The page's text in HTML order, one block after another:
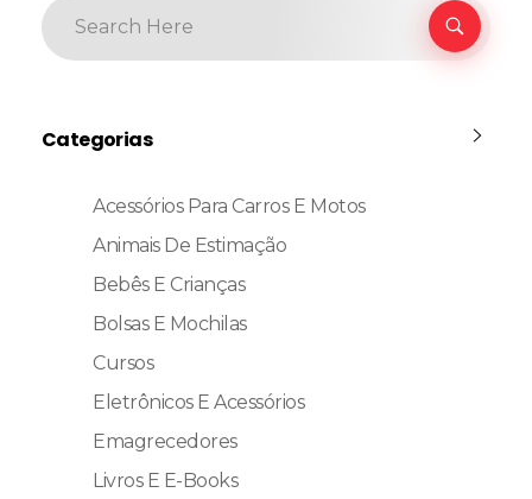
Categorias
Acessórios Para Carros E Motos
Animais De Estimação
Bebês E Crianças
Bolsas E Mochilas
Cursos
Eletrônicos E Acessórios
Emagrecedores
Livros E E-Books